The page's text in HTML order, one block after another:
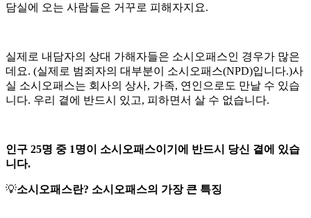
담실에 오는 사람들은 거꾸로 피해자지요.
실제로 내담자의 상대 가해자들은 소시오패스인 경우가 많은
데요. (실제로 범죄자의 대부분이 소시오패스(NPD)입니다.)사
실 소시오패스는 회사의 상사, 가족, 연인으로도 만날 수 있습
니다. 우리 곁에 반드시 있고, 피하면서 살 수 없습니다.
인구 25명 중 1명이 소시오패스이기에 반드시 당신 곁에 있습
니다.
💡소시오패스란? 소시오패스의 가장 큰 특징